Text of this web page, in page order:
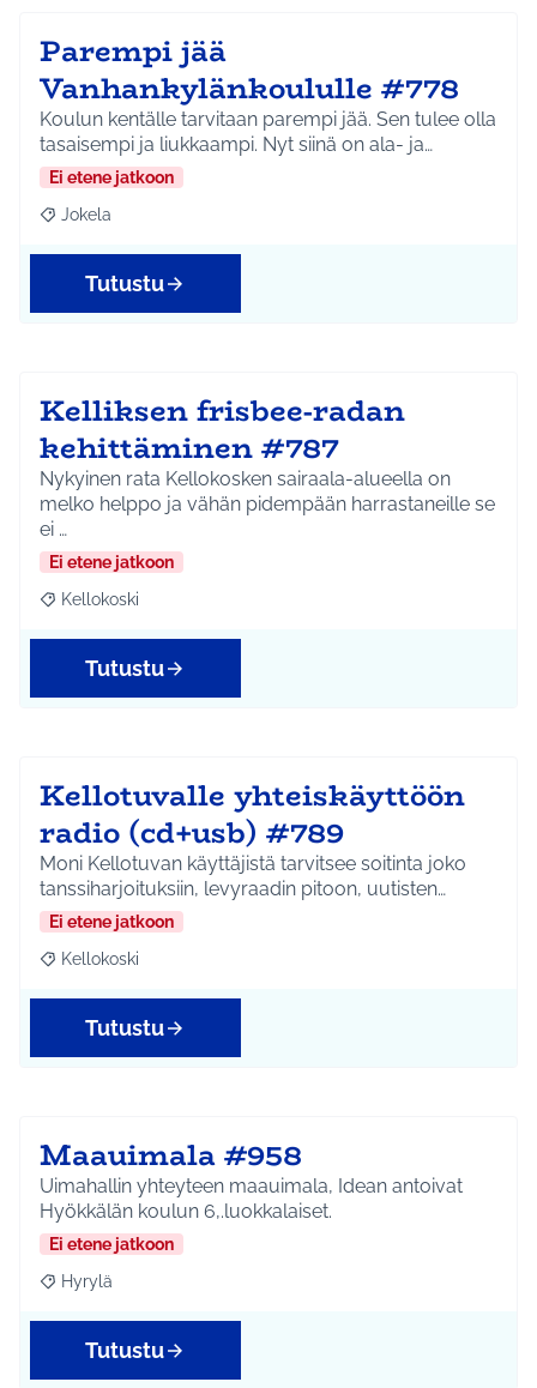
Parempi jää
Vanhankylänkoululle #778
Koulun kentälle tarvitaan parempi jää. Sen tulee olla
tasaisempi ja liukkaampi. Nyt siinä on ala- ja…
Ei etene jatkoon
Rajaa tulokset aihepiirin mukaan: Jokela
Jokela
Tutustu
Kelliksen frisbee-radan
kehittäminen #787
Nykyinen rata Kellokosken sairaala-alueella on
melko helppo ja vähän pidempään harrastaneille se
ei …
Ei etene jatkoon
Rajaa tulokset aihepiirin mukaan: Kellokoski
Kellokoski
Tutustu
Kellotuvalle yhteiskäyttöön
radio (cd+usb) #789
Moni Kellotuvan käyttäjistä tarvitsee soitinta joko
tanssiharjoituksiin, levyraadin pitoon, uutisten…
Ei etene jatkoon
Rajaa tulokset aihepiirin mukaan: Kellokoski
Kellokoski
Tutustu
Maauimala #958
Uimahallin yhteyteen maauimala, Idean antoivat
Hyökkälän koulun 6,.luokkalaiset.
Ei etene jatkoon
Rajaa tulokset aihepiirin mukaan: Hyrylä
Hyrylä
Tutustu